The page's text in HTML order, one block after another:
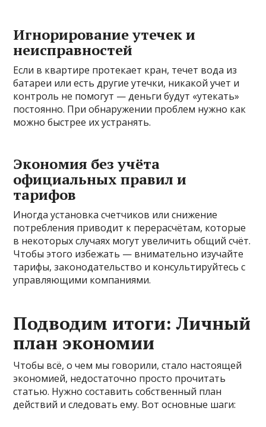
Игнорирование утечек и
неисправностей
Если в квартире протекает кран, течет вода из
батареи или есть другие утечки, никакой учет и
контроль не помогут — деньги будут «утекать»
постоянно. При обнаружении проблем нужно как
можно быстрее их устранять.
Экономия без учёта
официальных правил и
тарифов
Иногда установка счетчиков или снижение
потребления приводит к перерасчётам, которые
в некоторых случаях могут увеличить общий счёт.
Чтобы этого избежать — внимательно изучайте
тарифы, законодательство и консультируйтесь с
управляющими компаниями.
Подводим итоги: Личный
план экономии
Чтобы всё, о чем мы говорили, стало настоящей
экономией, недостаточно просто прочитать
статью. Нужно составить собственный план
действий и следовать ему. Вот основные шаги: